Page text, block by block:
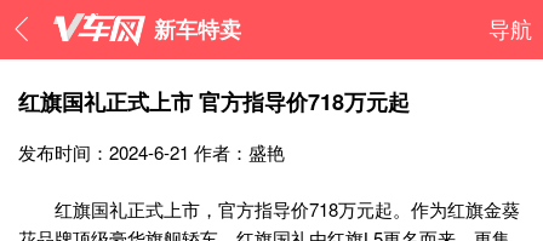
新车特卖 导航
红旗国礼正式上市 官方指导价718万元起
发布时间：2024-6-21 作者：盛艳
红旗国礼正式上市，官方指导价718万元起。作为红旗金葵